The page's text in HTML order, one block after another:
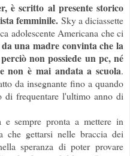
è scritto al presente storico
femminile. Sky a diciassette
adolescente Americana che ci
una madre convinta che la
non possiede un pc, né
non è mai andata a scuola.
da insegnante fino a quando
di frequentare l'ultimo anno di
sempre pronta a mettere in
gettarsi nelle braccia dei
speranza di poter provare